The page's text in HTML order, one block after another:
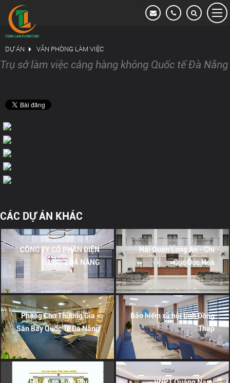
HỆ THỐNG NGÂN HÀNG VIETCOMBANK
DỰ ÁN VĂN PHÒNG LÀM VIỆC
Trụ sở làm việc cảng hàng không Quốc tế Đà Nẵng
CÁC DỰ ÁN KHÁC
CÔNG TY CỔ PHẦN ĐIỆN
LỰC 3 ĐÀ NẴNG
Hải Quan Long An - Chi
Cục Đức Hoà
Phòng Chờ Thương Gia -
Sân Bay Quốc Tế Đà Nẵng
Bảo hiểm xã hội tỉnh Đồng
Tháp